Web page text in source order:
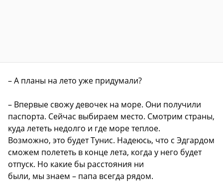
– А планы на лето уже придумали?
– Впервые свожу девочек на море. Они получили
паспорта. Сейчас выбираем место. Смотрим страны,
куда лететь недолго и где море теплое.
Возможно, это будет Тунис. Надеюсь, что с Эдгардом
сможем полететь в конце лета, когда у него будет
отпуск. Но какие бы расстояния ни
были, мы знаем – папа всегда рядом.